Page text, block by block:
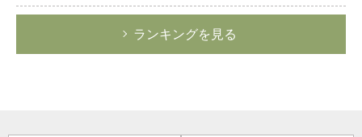
ランキングを見る